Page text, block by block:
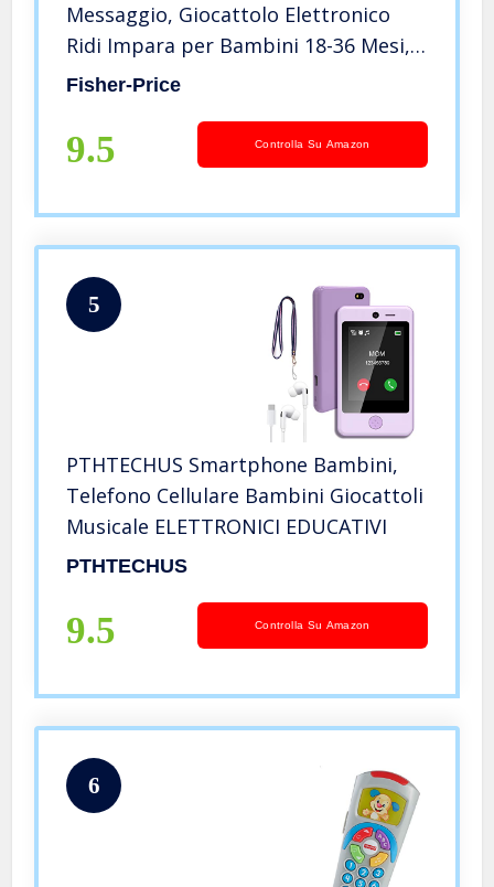
Messaggio, Giocattolo Elettronico
Ridi Impara per Bambini 18-36 Mesi,
FPR15
Fisher-Price
9.5 Controlla Su Amazon
5
PTHTECHUS Smartphone Bambini,
Telefono Cellulare Bambini Giocattoli
Musicale ELETTRONICI EDUCATIVI
PTHTECHUS
9.5 Controlla Su Amazon
6